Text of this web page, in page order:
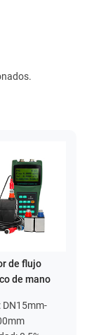
de flujo
de mano
DN15mm-